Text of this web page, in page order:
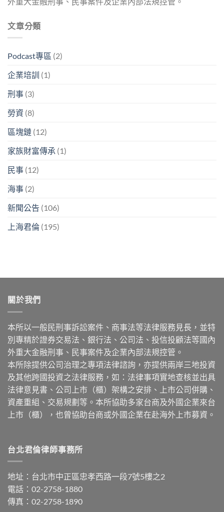
文章分類
Podcast專區 (2)
企業培訓 (1)
刑事 (3)
勞資 (8)
區塊鏈 (12)
家族財富傳承 (1)
民事 (12)
海事 (2)
新聞公告 (106)
上海君倫 (195)
關於我們
本所以一般民刑事訴訟案件、商事法等法律服務見長，並特
別專精於證券交易法、銀行法、公司法、投信投顧法等國內
外重大金融刑事、民事案件及企業內部法規控管。
本所除提供公司治理之專項法律諮詢，亦提供兩岸三地投資
及其他跨國投資之法律服務，如：法律事項實地查核並出具
法律意見書、公司上市（櫃）架構之安排、上市公司併購、
資產重組、交易規劃等。本所協助多家台商及外國企業來台
上市（櫃），也曾協助台商或外國企業在赴海外上市募資。
台北君倫律師事務所
地址：台北市中正區忠孝西路一段7號5樓之2
電話：02-2758-1880
傳真：02-2758-1890